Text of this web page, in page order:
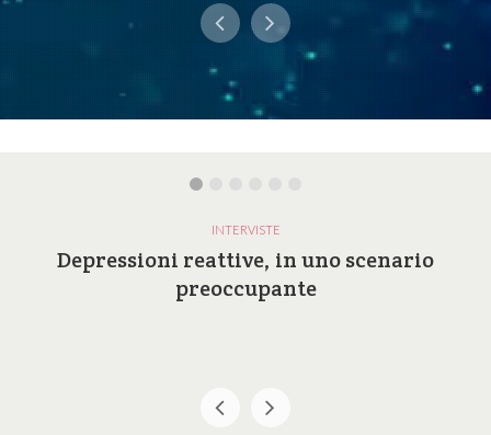
INTERVISTE
Depressioni reattive, in uno scenario
preoccupante